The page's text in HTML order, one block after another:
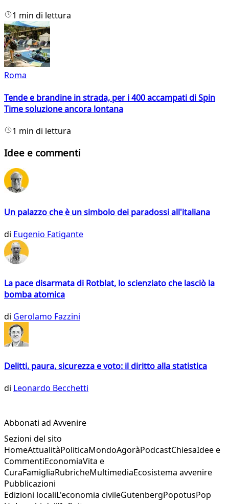
1 min di lettura
Roma
Tende e brandine in strada, per i 400 accampati di Spin
Time soluzione ancora lontana
1 min di lettura
Idee e commenti
Un palazzo che è un simbolo dei paradossi all'italiana
di Eugenio Fatigante
La pace disarmata di Rotblat, lo scienziato che lasciò la
bomba atomica
di Gerolamo Fazzini
Delitti, paura, sicurezza e voto: il diritto alla statistica
di Leonardo Becchetti
Abbonati ad Avvenire
Sezioni del sito
HomeAttualitàPoliticaMondoAgoràPodcastChiesaIdee e
CommentiEconomiaVita e
CuraFamigliaRubricheMultimediaEcosistema avvenire
Pubblicazioni
Edizioni localiL'economia civileGutenbergPopotusPop